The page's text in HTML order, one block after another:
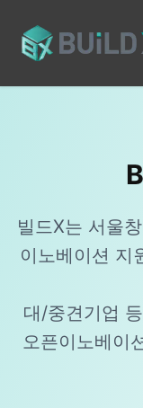
빌드X는 서울
이노베이션 지
대/중견기업
오픈이노베이